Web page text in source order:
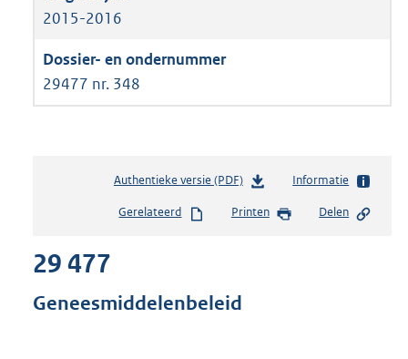
2015-2016
29477 nr. 348
Authentieke versie (PDF)b
s
Informatie
Gerelateerd Printen Delen
29 477
Geneesmiddelenbeleid